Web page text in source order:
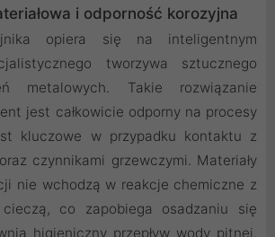
i odporność korozyjna
opiera się na inteligentnym
tworzywa sztucznego
metalowych. Takie rozwiązanie
jest całkowicie odporny na procesy
kluczowe w przypadku kontaktu z
czynnikami grzewczymi. Materiały
nie wchodzą w reakcje chemiczne z
cieczą, co zapobiega osadzaniu się
higieniczny przepływ wody pitnej.